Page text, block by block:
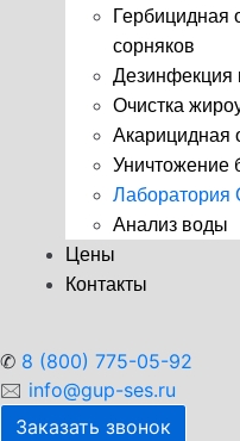
Гербицидная
сорняков
Дезинфекция
Очистка
Акарицидная
Уничтожение
Анализ воды
Цены
Контакты
✆ 8 (800) 775-05-92
🖂 info@gup-ses.ru
Заказать звонок